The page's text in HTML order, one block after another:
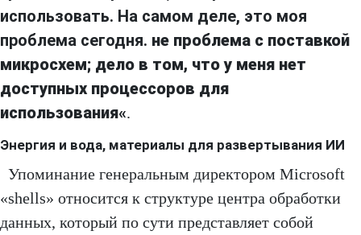
использовать. На самом деле, это моя
проблема сегодня. не проблема с поставкой
микросхем; дело в том, что у меня нет
доступных процессоров для
использования«.
Энергия и вода, материалы для развертывания ИИ
Упоминание генеральным директором Microsoft
«shells» относится к структуре центра обработки
данных, который по сути представляет собой